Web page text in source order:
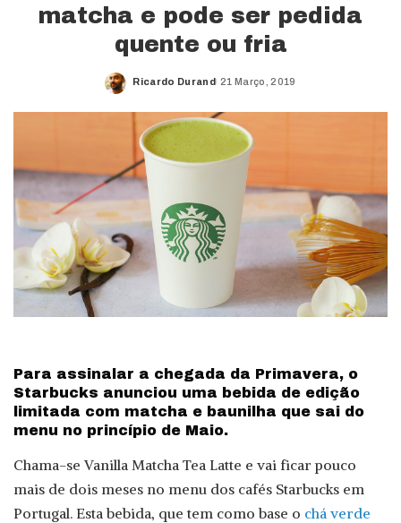
matcha e pode ser pedida
quente ou fria
Posted
Ricardo Durand 21 Março, 2019
Para assinalar a chegada da Primavera, o
Starbucks anunciou uma bebida de edição
limitada com matcha e baunilha que sai do
menu no princípio de Maio.
Chama-se Vanilla Matcha Tea Latte e vai ficar pouco
mais de dois meses no menu dos cafés Starbucks em
Portugal. Esta bebida, que tem como base o chá verde